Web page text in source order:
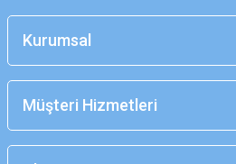
Kurumsal
Müşteri Hizmetleri